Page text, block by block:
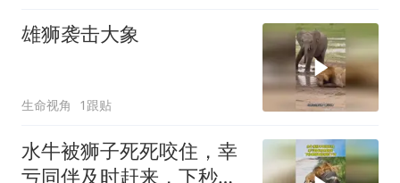
雄狮袭击大象
生命视角 1跟贴
水牛被狮子死死咬住，幸
亏同伴及时赶来，下秒雄